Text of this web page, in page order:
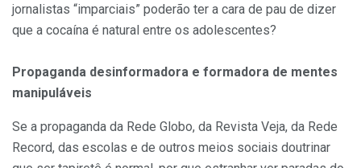
jornalistas “imparciais” poderão ter a cara de pau de dizer
que a cocaína é natural entre os adolescentes?
Propaganda desinformadora e formadora de mentes
manipuláveis
Se a propaganda da Rede Globo, da Revista Veja, da Rede
Record, das escolas e de outros meios sociais doutrinar